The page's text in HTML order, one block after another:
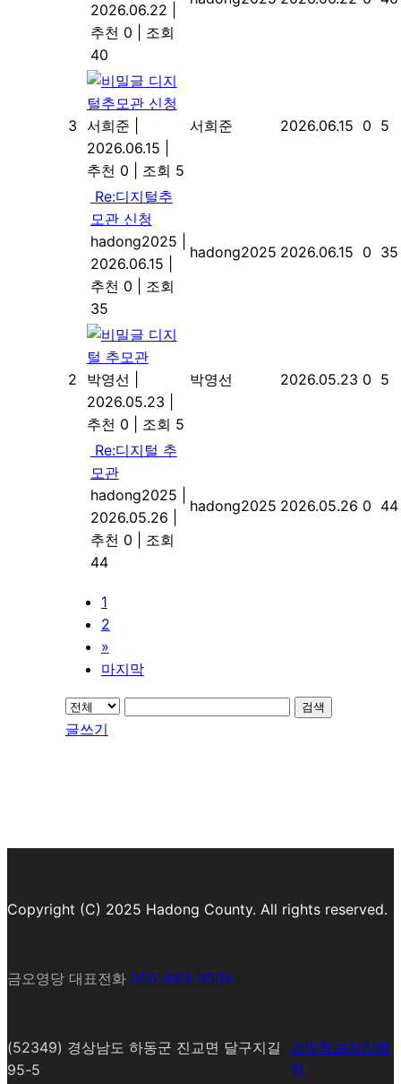
2026.06.22
추천 0
조회
40
3
디지
털추모관 신청
서희준
2026.06.15
추천 0
조회 5
서희준 2026.06.15 0 5
Re:디지털추
모관 신청
hadong2025
2026.06.15
추천 0
조회
35
hadong2025 2026.06.15 0 35
2
디지
털 추모관
박영선
2026.05.23
추천 0
조회 5
박영선 2026.05.23 0 5
Re:디지털 추
모관
hadong2025
2026.05.26
추천 0
조회
44
hadong2025 2026.05.26 0 44
1
2
»
마지막
검색
글쓰기
Copyright (C) 2025 Hadong County. All rights reserved.
금오영당 대표전화 055-883-9508
(52349) 경상남도 하동군 진교면 달구지길
95-5
개인정보처리방
침